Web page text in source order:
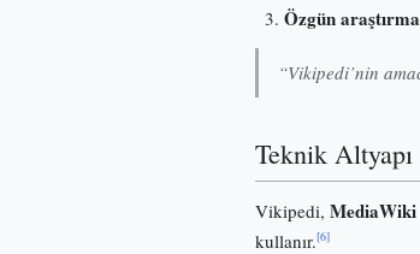
Özgün
“Vikipedi’nin
Teknik Altyapı
Vikipedi, MediaWiki
kullanır.[6]